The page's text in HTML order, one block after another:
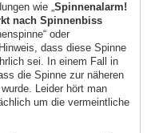
wie „Spinnenalarm!
nach Spinnenbiss
oder
dass diese Spinne
sei. In einem Fall in
die Spinne zur näheren
Leider hört man
um die vermeintliche